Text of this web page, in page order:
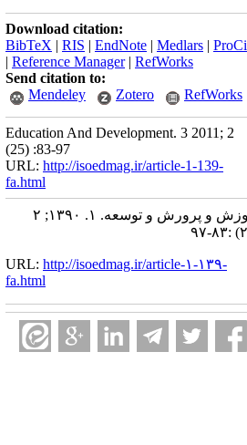
Download citation:
BibTeX | RIS | EndNote | Medlars |
| Reference Manager| RefWorks
Send citation to:
Mendeley
Zotero RefWorks
Education And Development. 3 2011; 2
(25) :83-97
URL: http://isoedmag.ir/article-1-139-
fa.html
آموزش و پرورش و توسعه. ۱. ۱۳۹۰; ۲
URL: http://isoedmag.ir/article-۱-۱۳۹-
fa.html